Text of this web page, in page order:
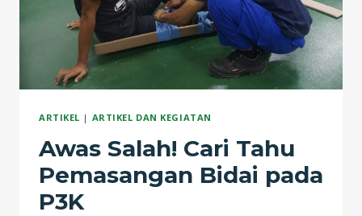
ARTIKEL | ARTIKEL DAN KEGIATAN
Awas Salah! Cari Tahu
Pemasangan Bidai pada
P3K